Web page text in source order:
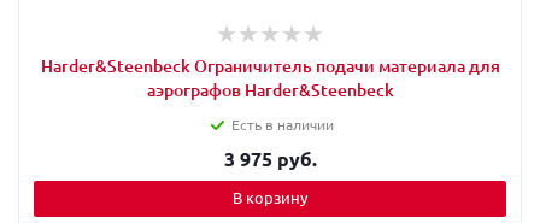
Harder&Steenbeck Ограничитель подачи материала для
аэрографов Harder&Steenbeck
Есть в наличии
3 975 руб.
В корзину